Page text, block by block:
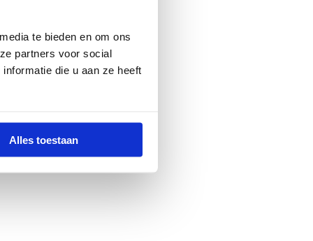
te bieden en om ons
partners voor social
die u aan ze heeft
Alles toestaan